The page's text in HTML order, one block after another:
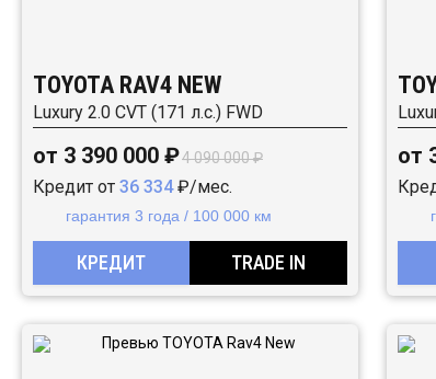
TOYOTA RAV4 NEW
Luxury 2.0 CVT (171 л.с.) FWD
от 3 390 000 ₽4 090 000 ₽
Кредит от 36 334₽/мес.
гарантия 3 года / 100 000 км
КРЕДИТ TRADE IN
от